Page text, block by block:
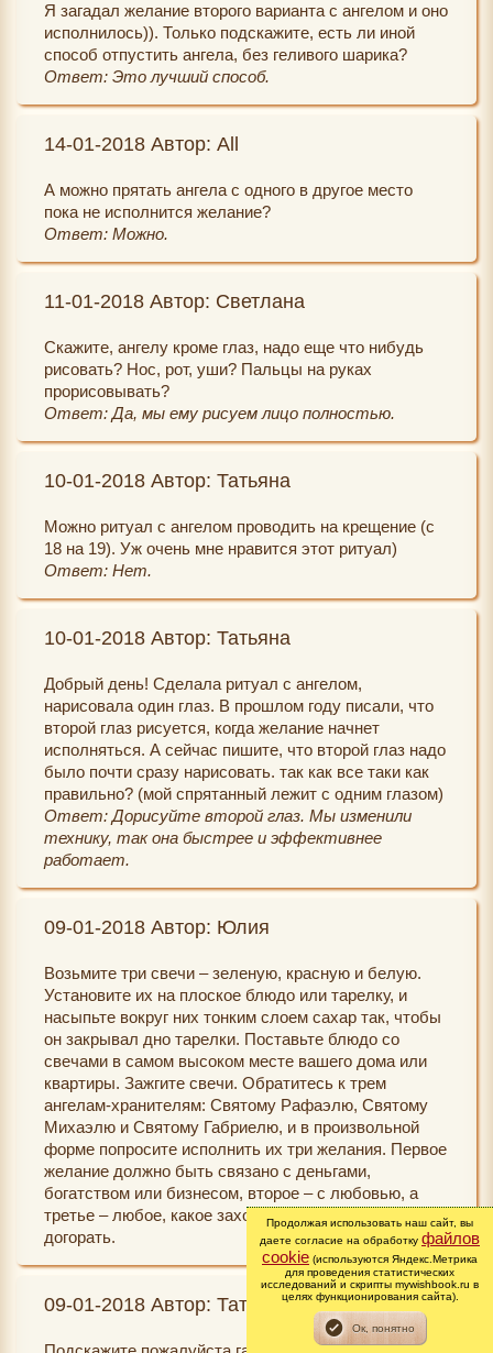
Я загадал желание второго варианта с ангелом и оно
исполнилось)). Только подскажите, есть ли иной
способ отпустить ангела, без геливого шарика?
Ответ: Это лучший способ.
14-01-2018 Автор: All
А можно прятать ангела с одного в другое место
пока не исполнится желание?
Ответ: Можно.
11-01-2018 Автор: Светлана
Скажите, ангелу кроме глаз, надо еще что нибудь
рисовать? Нос, рот, уши? Пальцы на руках
прорисовывать?
Ответ: Да, мы ему рисуем лицо полностью.
10-01-2018 Автор: Татьяна
Можно ритуал с ангелом проводить на крещение (с
18 на 19). Уж очень мне нравится этот ритуал)
Ответ: Нет.
10-01-2018 Автор: Татьяна
Добрый день! Сделала ритуал с ангелом,
нарисовала один глаз. В прошлом году писали, что
второй глаз рисуется, когда желание начнет
исполняться. А сейчас пишите, что второй глаз надо
было почти сразу нарисовать. так как все таки как
правильно? (мой спрятанный лежит с одним глазом)
Ответ: Дорисуйте второй глаз. Мы изменили
технику, так она быстрее и эффективнее
работает.
09-01-2018 Автор: Юлия
Возьмите три свечи – зеленую, красную и белую.
Установите их на плоское блюдо или тарелку, и
насыпьте вокруг них тонким слоем сахар так, чтобы
он закрывал дно тарелки. Поставьте блюдо со
свечами в самом высоком месте вашего дома или
квартиры. Зажгите свечи. Обратитесь к трем
ангелам-хранителям: Святому Рафаэлю, Святому
Михаэлю и Святому Габриелю, и в произвольной
форме попросите исполнить их три желания. Первое
желание должно быть связано с деньгами,
богатством или бизнесом, второе – с любовью, а
третье – любое, какое захотите. Оставьте свечи
догорать.
09-01-2018 Автор: Татьяна
Продолжая использовать наш сайт, вы
даете согласие на обработку файлов
cookie (используются Яндекс.Метрика
для проведения статистических
исследований и скрипты mywishbook.ru в
целях функционирования сайта).